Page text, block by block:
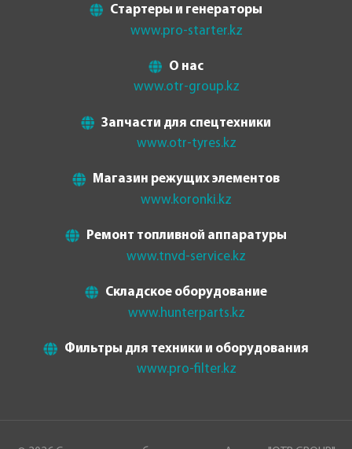
Стартеры и генераторы
www.pro-starter.kz
О нас
www.otr-group.kz
Запчасти для спецтехники
www.otr-tyres.kz
Магазин режущих элементов
www.koronki.kz
Ремонт топливной аппаратуры
www.tnvd-service.kz
Складское оборудование
www.hunterparts.kz
Фильтры для техники и оборудования
www.pro-filter.kz